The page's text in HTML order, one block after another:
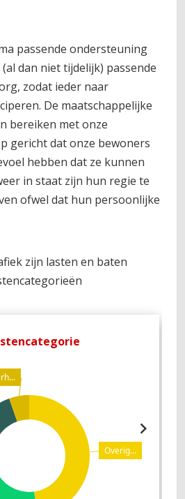
passende ondersteuning
dan niet tijdelijk) passende
zodat ieder naar
De maatschappelijke
bereiken met onze
gericht dat onze bewoners
hebben dat ze kunnen
in staat zijn hun regie te
ofwel dat hun persoonlijke
zijn lasten en baten
Overig...